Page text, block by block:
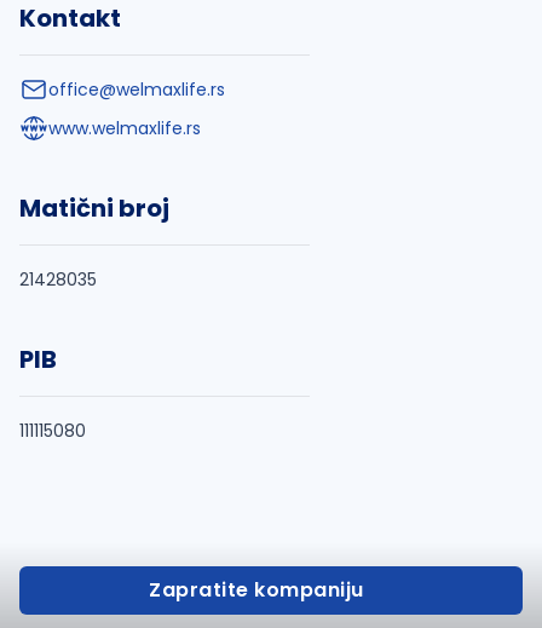
Kontakt
office@welmaxlife.rs
www.welmaxlife.rs
Matični broj
21428035
PIB
111115080
Zapratite kompaniju